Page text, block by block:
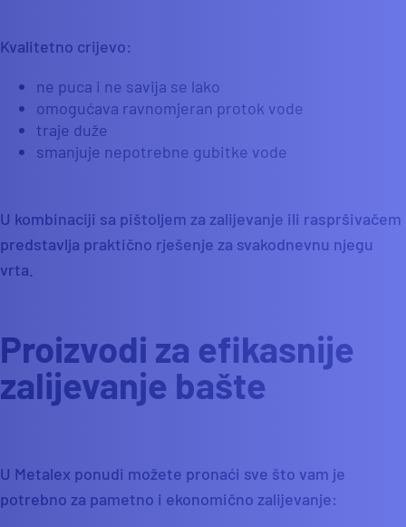
Kvalitetno crijevo:
ne puca i ne savija se lako
omogućava ravnomjeran protok vode
traje duže
smanjuje nepotrebne gubitke vode
U kombinaciji sa pištoljem za zalijevanje ili raspršivačem
predstavlja praktično rješenje za svakodnevnu njegu
vrta.
Proizvodi za efikasnije
zalijevanje bašte
U Metalex ponudi možete pronaći sve što vam je
potrebno za pametno i ekonomično zalijevanje: